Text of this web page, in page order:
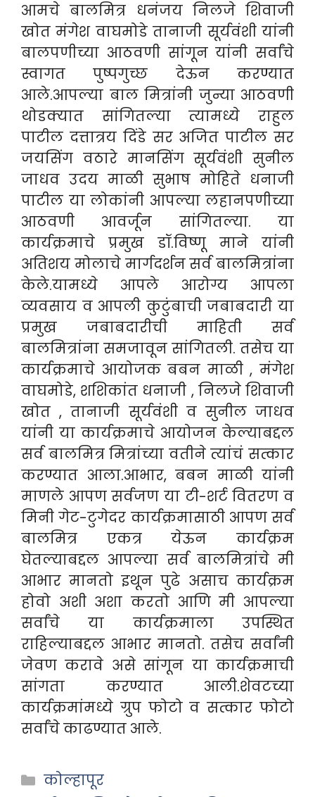
आमचे बालमित्र धनंजय निलजे शिवाजी
खोत मंगेश वाघमोडे तानाजी सूर्यवंशी यांनी
बालपणीच्या आठवणी सांगून यांनी सर्वांचे
स्वागत पुष्पगुच्छ देऊन करण्यात
आले.आपल्या बाल मित्रांनी जुन्या आठवणी
थोडक्यात सांगितल्या त्यामध्ये राहुल
पाटील दत्तात्रय दिंडे सर अजित पाटील सर
जयसिंग वठारे मानसिंग सूर्यवंशी सुनील
जाधव उदय माळी सुभाष मोहिते धनाजी
पाटील या लोकांनी आपल्या लहानपणीच्या
आठवणी आवर्जून सांगितल्या. या
कार्यक्रमाचे प्रमुख डॉ.विष्णू माने यांनी
अतिशय मोलाचे मार्गदर्शन सर्व बालमित्रांना
केले.यामध्ये आपले आरोग्य आपला
व्यवसाय व आपली कुटुंबाची जबाबदारी या
प्रमुख जबाबदारीची माहिती सर्व
बालमित्रांना समजावून सांगितली. तसेच या
कार्यक्रमाचे आयोजक बबन माळी , मंगेश
वाघमोडे, शशिकांत धनाजी , निलजे शिवाजी
खोत , तानाजी सूर्यवंशी व सुनील जाधव
यांनी या कार्यक्रमाचे आयोजन केल्याबद्दल
सर्व बालमित्र मित्रांच्या वतीने त्यांचं सत्कार
करण्यात आला.आभार, बबन माळी यांनी
माणले आपण सर्वजण या टी-शर्ट वितरण व
मिनी गेट-टुगेदर कार्यक्रमासाठी आपण सर्व
बालमित्र एकत्र येऊन कार्यक्रम
घेतल्याबद्दल आपल्या सर्व बालमित्रांचे मी
आभार मानतो इथून पुढे असाच कार्यक्रम
होवो अशी अशा करतो आणि मी आपल्या
सर्वांचे या कार्यक्रमाला उपस्थित
राहिल्याबद्दल आभार मानतो. तसेच सर्वांनी
जेवण करावे असे सांगून या कार्यक्रमाची
सांगता करण्यात आली.शेवटच्या
कार्यक्रमांमध्ये ग्रुप फोटो व सत्कार फोटो
सर्वांचे काढण्यात आले.
Categories
कोल्हापूर